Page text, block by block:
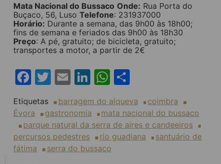
Mata Nacional do Bussaco Onde: Rua Porta do
Buçaco, 56, LusoTelefone: 231937000
Horário: Durante a semana, das 9h00 às 18h00;
fins de semana e feriados das 9h00 às 18h30
Preço: A pé, gratuito; de bicicleta, gratuito;
transportes a motor, a partir de 2€
Facebook
Twitter
EmailLinkedIn
WhatsApp
Etiquetas barragem do alqueva
coimbra
Évora
gastronomia
mata nacional do bussaco
parque natural da serra de aires e candeeiros
percursos pedestres
rio guadiana
santuário de
fátima
serra do bussaco